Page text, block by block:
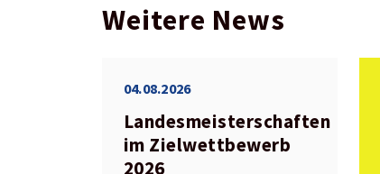
Weitere News
04.08.2026
Landesmeisterschaften
im Zielwettbewerb
2026